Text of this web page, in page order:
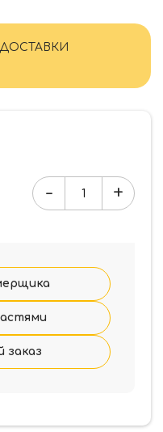
ДОСТАВКИ
Количество
врезных
Rodos
PV
100
70
- +
заказ